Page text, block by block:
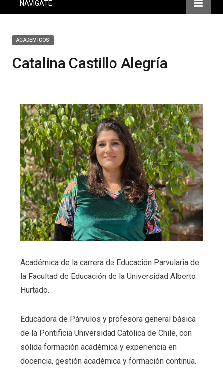
NAVIGATE
ACADÉMICOS
Catalina Castillo Alegría
Académica de la carrera de Educación Parvularia de
la Facultad de Educación de la Universidad Alberto
Hurtado.
Educadora de Párvulos y profesora general básica
de la Pontificia Universidad Católica de Chile, con
sólida formación académica y experiencia en
docencia, gestión académica y formación continua.